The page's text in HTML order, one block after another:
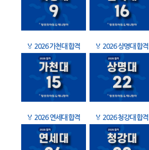
🏅 2026 가천대 합격 🏅 2026 상명대 합격
🏅 2026 연세대 합격 🏅 2026 청강대 합격